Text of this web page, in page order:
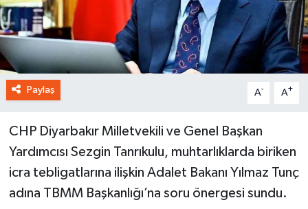
Paylaş A- A+
CHP Diyarbakır Milletvekili ve Genel Başkan
Yardımcısı Sezgin Tanrıkulu, muhtarlıklarda biriken
icra tebligatlarına ilişkin Adalet Bakanı Yılmaz Tunç
adına TBMM Başkanlığı’na soru önergesi sundu.